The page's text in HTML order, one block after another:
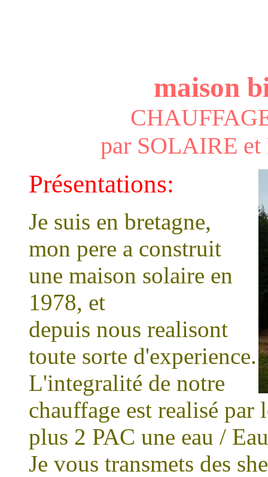
maison
par SOLAIRE
Présentations:
Je suis en bretagne,
mon pere a construit
une maison solaire en
1978, et
depuis nous realisont
toute sorte d'experience.
L'integralité de notre
chauffage est realisé
plus 2 PAC une eau /
Je vous transmets des